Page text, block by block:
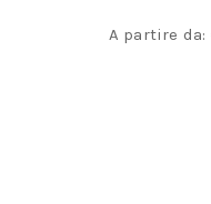
A partire da: